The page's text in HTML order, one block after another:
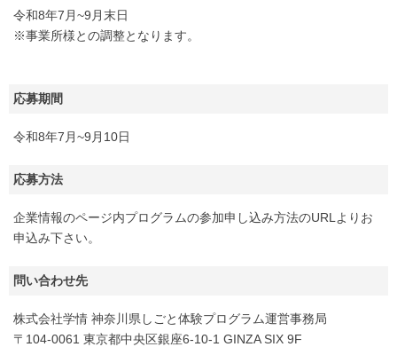
令和8年7月~9月末日
※事業所様との調整となります。
応募期間
令和8年7月~9月10日
応募方法
企業情報のページ内プログラムの参加申し込み方法のURLよりお
申込み下さい。
問い合わせ先
株式会社学情 神奈川県しごと体験プログラム運営事務局
〒104-0061 東京都中央区銀座6-10-1 GINZA SIX 9F